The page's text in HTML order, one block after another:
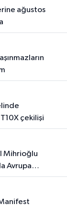
çekilişi
Avrupa